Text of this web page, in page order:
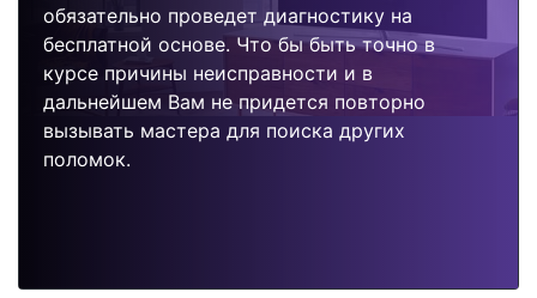
обязательно проведет диагностику на
бесплатной основе. Что бы быть точно в
курсе причины неисправности и в
дальнейшем Вам не придется повторно
вызывать мастера для поиска других
поломок.